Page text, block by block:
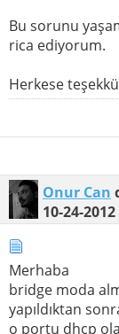
Bu sorunu
rica ediyorum.
Herkese
Onur Can
10-24-2012
Merhaba
bridge moda
yapıldıktan
o portu dhcp